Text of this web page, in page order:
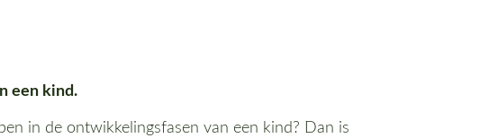
een kind.
in de ontwikkelingsfasen van een kind? Dan is